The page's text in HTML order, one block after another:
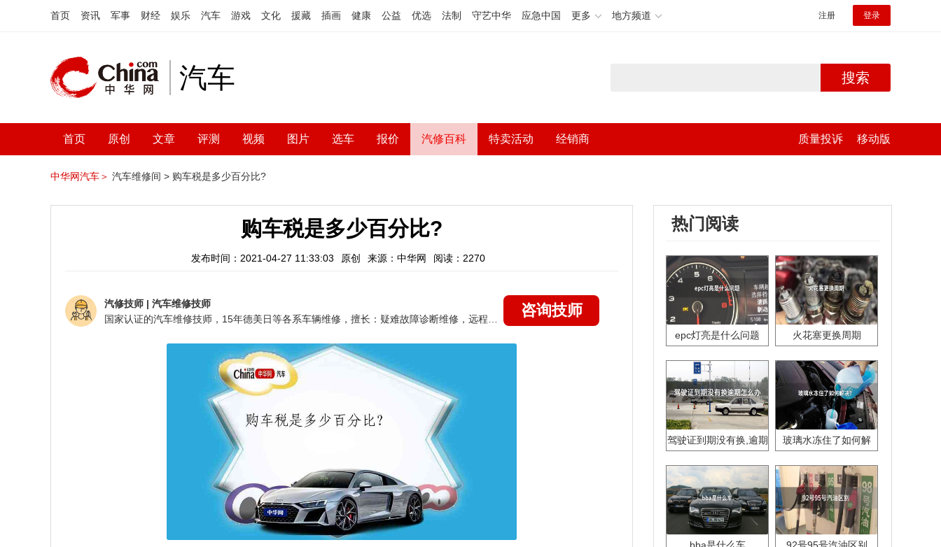
首页 资讯 军事 财经 娱乐 汽车 游戏 文化 援藏 插画 健康 公益 优选 法制 守艺中华 应急中国 更多 地方频道 注册 登录
汽车 搜索
首页 原创 文章 评测 视频 图片 选车 报价 汽修百科 特卖活动 经销商 质量投诉 移动版
中华网汽车＞ 汽车维修间 > 购车税是多少百分比?
购车税是多少百分比?
发布时间：2021-04-27 11:33:03 原创 来源：中华网 阅读：2270
汽修技师 | 汽车维修技师
咨询技师
热门阅读
epc灯亮是什么问题 火花塞更换周期
驾驶证到期没有换,逾期
玻璃水冻住了如何解